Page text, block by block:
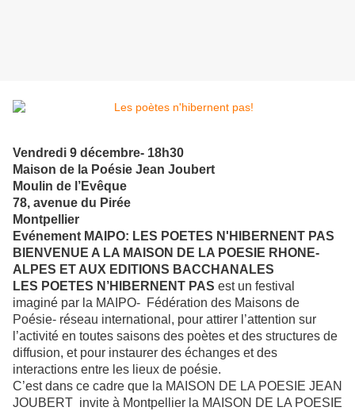
Vendredi 9 décembre- 18h30
Maison de la Poésie Jean Joubert
Moulin de l’Evêque
78, avenue du Pirée
Montpellier
Evénement MAIPO: LES POETES N'HIBERNENT PAS
BIENVENUE A LA MAISON DE LA POESIE RHONE-
ALPES ET AUX EDITIONS BACCHANALES
LES POETES N’HIBERNENT PAS est un festival
imaginé par la MAIPO- Fédération des Maisons de
Poésie- réseau international, pour attirer l’attention sur
l’activité en toutes saisons des poètes et des structures de
diffusion, et pour instaurer des échanges et des
interactions entre les lieux de poésie.
C’est dans ce cadre que la MAISON DE LA POESIE JEAN
JOUBERT invite à Montpellier la MAISON DE LA POESIE